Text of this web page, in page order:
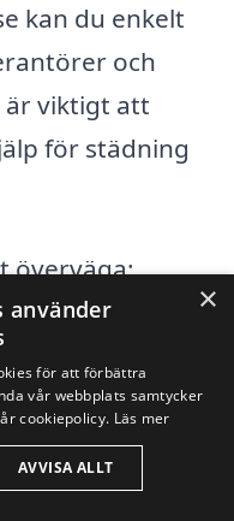
kan du enkelt
och
är viktigt att
för städning
överväga:
hos
×
använder
för att förbättra
vår webbplats samtycker
cookiepolicy. Läs mer
AVVISA ALLT